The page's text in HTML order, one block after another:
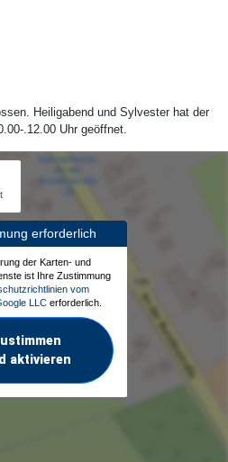
Heiligabend und Sylvester hat der
.12.00 Uhr geöffnet.
erforderlich
der Karten- und
ist Ihre Zustimmung
vom
LLC erforderlich.
aktivieren